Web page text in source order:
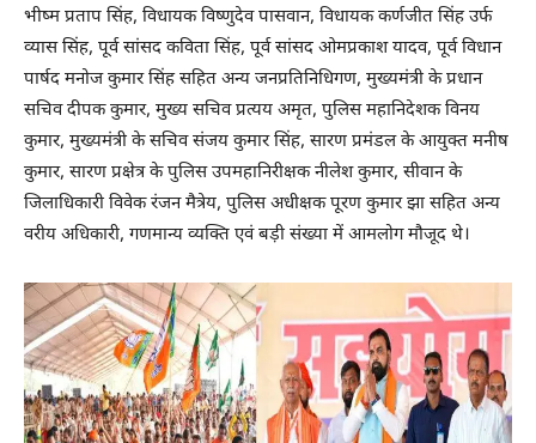
भीष्म प्रताप सिंह, विधायक विष्णुदेव पासवान, विधायक कर्णजीत सिंह उर्फ
व्यास सिंह, पूर्व सांसद कविता सिंह, पूर्व सांसद ओमप्रकाश यादव, पूर्व विधान
पार्षद मनोज कुमार सिंह सहित अन्य जनप्रतिनिधिगण, मुख्यमंत्री के प्रधान
सचिव दीपक कुमार, मुख्य सचिव प्रत्यय अमृत, पुलिस महानिदेशक विनय
कुमार, मुख्यमंत्री के सचिव संजय कुमार सिंह, सारण प्रमंडल के आयुक्त मनीष
कुमार, सारण प्रक्षेत्र के पुलिस उपमहानिरीक्षक नीलेश कुमार, सीवान के
जिलाधिकारी विवेक रंजन मैत्रेय, पुलिस अधीक्षक पूरण कुमार झा सहित अन्य
वरीय अधिकारी, गणमान्य व्यक्ति एवं बड़ी संख्या में आमलोग मौजूद थे।